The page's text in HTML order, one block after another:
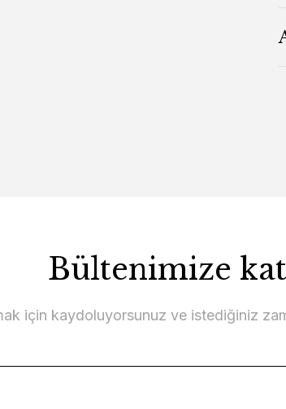
Bültenimize
için kaydoluyorsunuz ve istediğiniz